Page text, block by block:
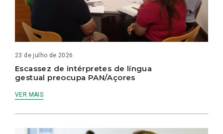
23 de julho de 2026
Escassez de intérpretes de língua
gestual preocupa PAN/Açores
VER MAIS